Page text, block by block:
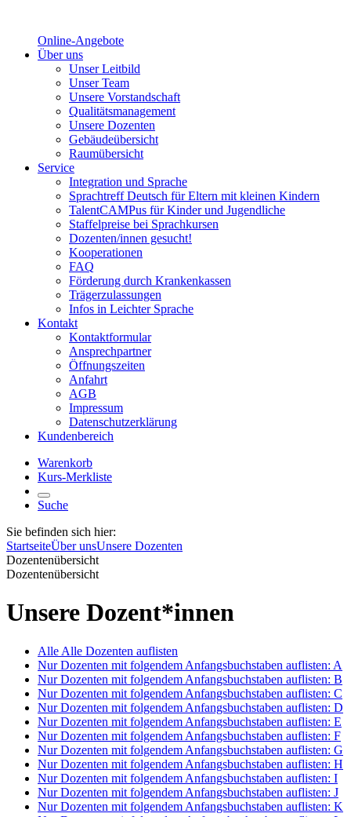
Online-Angebote
Über uns
Unser Leitbild
Unser Team
Unsere Vorstandschaft
Qualitätsmanagement
Unsere Dozenten
Gebäudeübersicht
Raumübersicht
Service
Integration und Sprache
Sprachtreff Deutsch für Eltern mit kleinen Kindern
TalentCAMPus für Kinder und Jugendliche
Staffelpreise bei Sprachkursen
Dozenten/innen gesucht!
Kooperationen
FAQ
Förderung durch Krankenkassen
Trägerzulassungen
Infos in Leichter Sprache
Kontakt
Kontaktformular
Ansprechpartner
Öffnungszeiten
Anfahrt
AGB
Impressum
Datenschutzerklärung
Kundenbereich
Warenkorb
Kurs-Merkliste
Suche
Sie befinden sich hier:
StartseiteÜber unsUnsere Dozenten
Dozentenübersicht
Dozentenübersicht
Unsere Dozent*innen
Alle Alle Dozenten auflisten
Nur Dozenten mit folgendem Anfangsbuchstaben auflisten: A
Nur Dozenten mit folgendem Anfangsbuchstaben auflisten: B
Nur Dozenten mit folgendem Anfangsbuchstaben auflisten: C
Nur Dozenten mit folgendem Anfangsbuchstaben auflisten: D
Nur Dozenten mit folgendem Anfangsbuchstaben auflisten: E
Nur Dozenten mit folgendem Anfangsbuchstaben auflisten: F
Nur Dozenten mit folgendem Anfangsbuchstaben auflisten: G
Nur Dozenten mit folgendem Anfangsbuchstaben auflisten: H
Nur Dozenten mit folgendem Anfangsbuchstaben auflisten: I
Nur Dozenten mit folgendem Anfangsbuchstaben auflisten: J
Nur Dozenten mit folgendem Anfangsbuchstaben auflisten: K